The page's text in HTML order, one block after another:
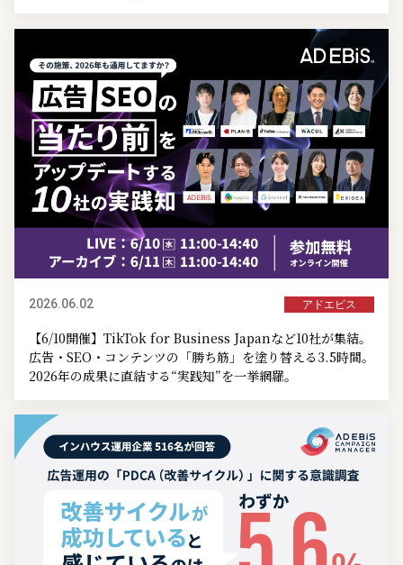
2026.06.02 アドエビス
【6/10開催】TikTok for Business Japanなど10社が集結。
広告・SEO・コンテンツの「勝ち筋」を塗り替える3.5時間。
2026年の成果に直結する“実践知”を一挙網羅。